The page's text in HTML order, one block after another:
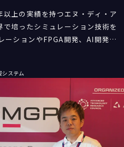
上の実績を持つエヌ・ディ・ア
培ったシミュレーション技術を
ーションやFPGA開発、AI開発を
本格的に提供開始している。こ
のクラウドサービス
ミュレーションに要する時間を
の競争力向上に貢献する。
システム